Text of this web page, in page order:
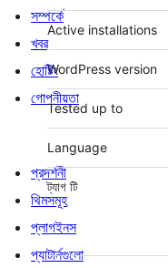
Active installations
WordPress version
Tested up to
Language
ট্যাগ টি
সম্পর্কে
খবর
হোষ্টিং
গোপনীয়তা
প্রদর্শনী
থিমসমূহ
প্লাগইনস
প্যাটার্নগুলো